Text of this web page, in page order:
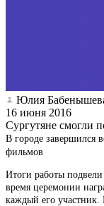
Юлия
16 июня 2016
Сургутяне смогли
В городе завершился
фильмов
Итоги работы
время церемонии
каждый его участник.